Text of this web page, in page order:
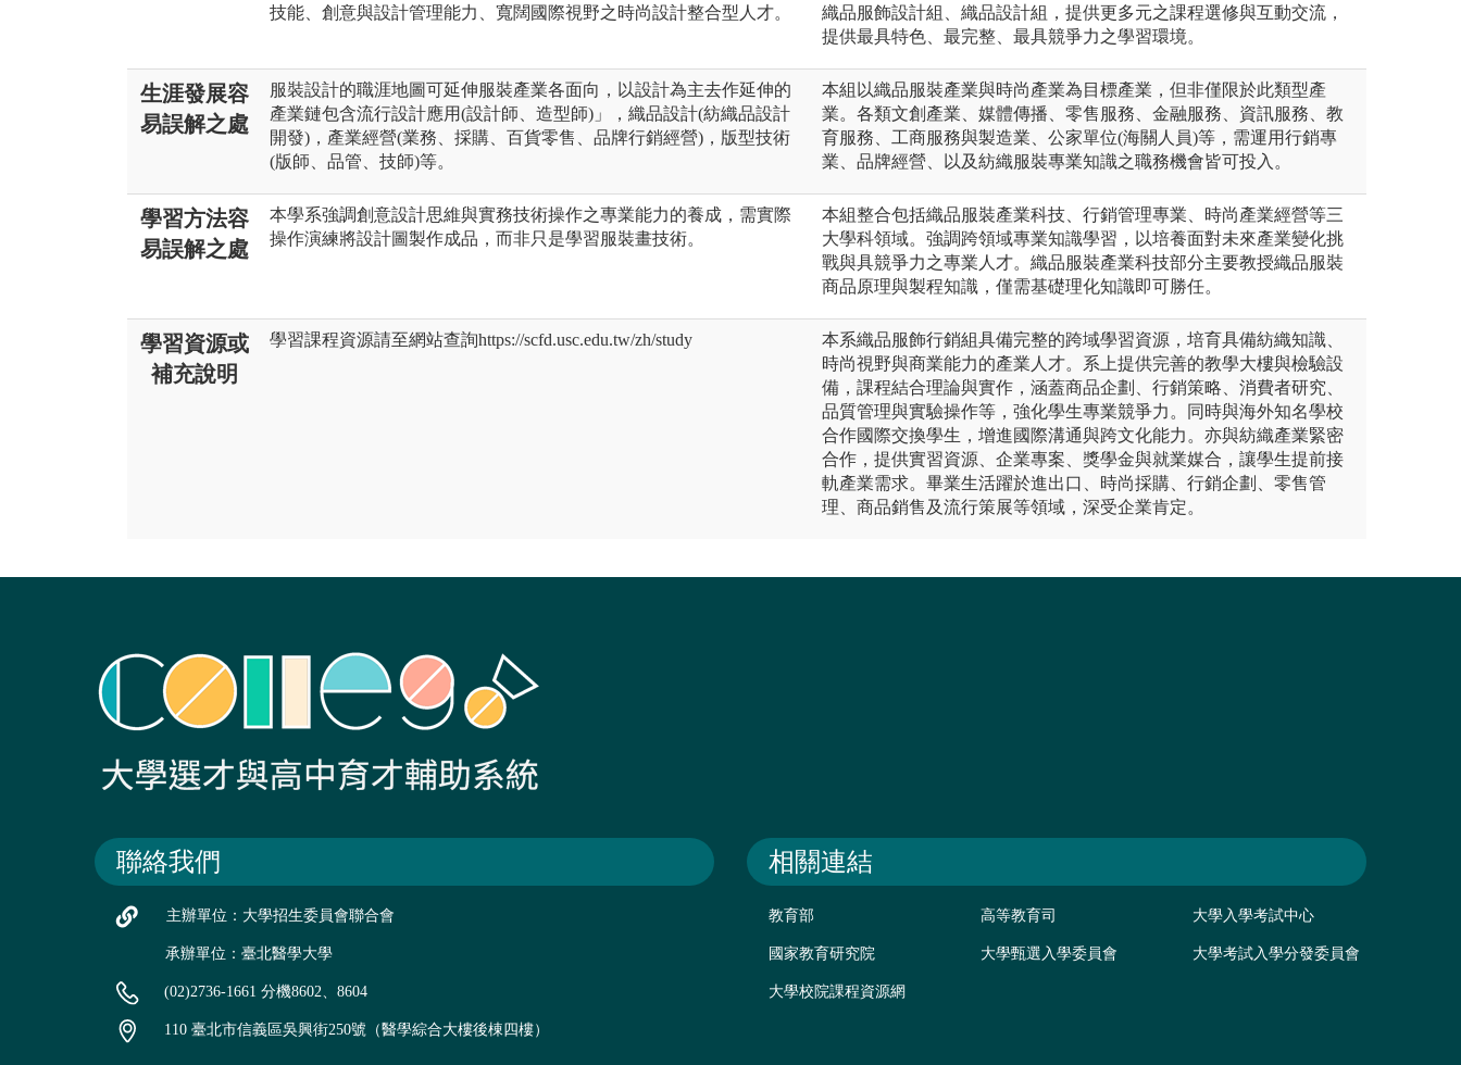
技能、創意與設計管理能力、寬闊國際視野之時尚設計整合型人才。
織品服飾設計組、織品設計組，提供更多元之課程選修與互動交流，
提供最具特色、最完整、最具競爭力之學習環境。
生涯發展容
易誤解之處
服裝設計的職涯地圖可延伸服裝產業各面向，以設計為主去作延伸的
產業鏈包含流行設計應用(設計師、造型師)」，織品設計(紡織品設計
開發)，產業經營(業務、採購、百貨零售、品牌行銷經營)，版型技術
(版師、品管、技師)等。
本組以織品服裝產業與時尚產業為目標產業，但非僅限於此類型產
業。各類文創產業、媒體傳播、零售服務、金融服務、資訊服務、教
育服務、工商服務與製造業、公家單位(海關人員)等，需運用行銷專
業、品牌經營、以及紡織服裝專業知識之職務機會皆可投入。
學習方法容
易誤解之處
本學系強調創意設計思維與實務技術操作之專業能力的養成，需實際
操作演練將設計圖製作成品，而非只是學習服裝畫技術。
本組整合包括織品服裝產業科技、行銷管理專業、時尚產業經營等三
大學科領域。強調跨領域專業知識學習，以培養面對未來產業變化挑
戰與具競爭力之專業人才。織品服裝產業科技部分主要教授織品服裝
商品原理與製程知識，僅需基礎理化知識即可勝任。
學習資源或
補充說明
學習課程資源請至網站查詢https://scfd.usc.edu.tw/zh/study
本系織品服飾行銷組具備完整的跨域學習資源，培育具備紡織知識、
時尚視野與商業能力的產業人才。系上提供完善的教學大樓與檢驗設
備，課程結合理論與實作，涵蓋商品企劃、行銷策略、消費者研究、
品質管理與實驗操作等，強化學生專業競爭力。同時與海外知名學校
合作國際交換學生，增進國際溝通與跨文化能力。亦與紡織產業緊密
合作，提供實習資源、企業專案、獎學金與就業媒合，讓學生提前接
軌產業需求。畢業生活躍於進出口、時尚採購、行銷企劃、零售管
理、商品銷售及流行策展等領域，深受企業肯定。
聯絡我們
主辦單位：大學招生委員會聯合會
承辦單位：臺北醫學大學
(02)2736-1661 分機8602、8604
110 臺北市信義區吳興街250號（醫學綜合大樓後棟四樓）
相關連結
教育部 高等教育司 大學入學考試中心
國家教育研究院 大學甄選入學委員會 大學考試入學分發委員會
大學校院課程資源網